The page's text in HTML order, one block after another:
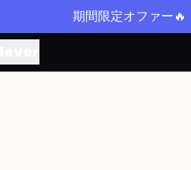
期間限定オファー